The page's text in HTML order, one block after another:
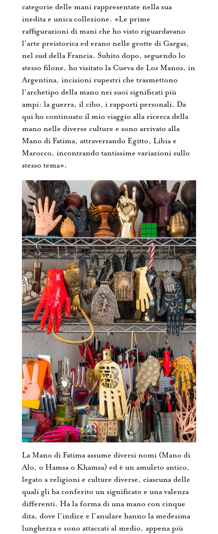
categorie delle mani rappresentate nella sua
inedita e unica collezione. «Le prime
raffigurazioni di mani che ho visto riguardavano
l’arte preistorica ed erano nelle grotte di Gargas,
nel sud della Francia. Subito dopo, seguendo lo
stesso filone, ho visitato la Cueva de Los Manos, in
Argentina, incisioni rupestri che trasmettono
l’archetipo della mano nei suoi significati più
ampi: la guerra, il cibo, i rapporti personali. Da
qui ho continuato il mio viaggio alla ricerca della
mano nelle diverse culture e sono arrivato alla
Mano di Fatima, attraversando Egitto, Libia e
Marocco, incontrando tantissime variazioni sullo
stesso tema».
La Mano di Fatima assume diversi nomi (Mano di
Alo, o Hamsa o Khamsa) ed è un amuleto antico,
legato a religioni e culture diverse, ciascuna delle
quali gli ha conferito un significato e una valenza
differenti. Ha la forma di una mano con cinque
dita, dove l’indice e l’anulare hanno la medesima
lunghezza e sono attaccati al medio, appena più